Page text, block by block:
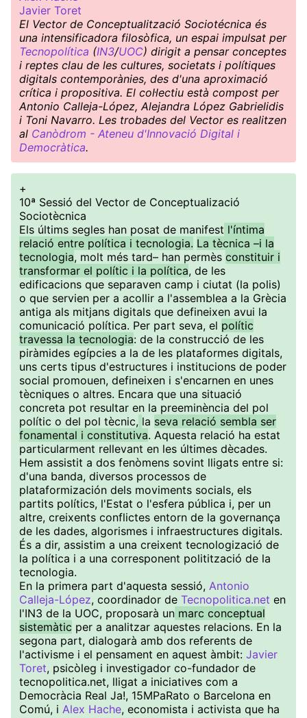
Javier Toret
El Vector de Conceptualització Sociotécnica és
una intensificadora filosòfica, un espai impulsat per
Tecnopolítica (IN3/UOC) dirigit a pensar conceptes
i reptes clau de les cultures, societats i polítiques
digitals contemporànies, des d'una aproximació
crítica i propositiva. El col·lectiu està compost per
Antonio Calleja-López, Alejandra López Gabrielidis
i Toni Navarro. Les trobades del Vector es realitzen
al Canòdrom - Ateneu d'Innovació Digital i
Democràtica.
+
10ª Sessió del Vector de Conceptualizació
Sociotècnica
Els últims segles han posat de manifest l'íntima
relació entre política i tecnologia. La tècnica –i la
tecnologia, molt més tard– han permès constituir i
transformar el polític i la política, de les
edificacions que separaven camp i ciutat (la polis)
o que servien per a acollir a l'assemblea a la Grècia
antiga als mitjans digitals que defineixen avui la
comunicació política. Per part seva, el polític
travessa la tecnologia: de la construcció de les
piràmides egípcies a la de les plataformes digitals,
uns certs tipus d'estructures i institucions de poder
social promouen, defineixen i s'encarnen en unes
tècniques o altres. Encara que una situació
concreta pot resultar en la preeminència del pol
polític o del pol tècnic, la seva relació sembla ser
fonamental i constitutiva. Aquesta relació ha estat
particularment rellevant en les últimes dècades.
Hem assistit a dos fenòmens sovint lligats entre si:
d'una banda, diversos processos de
plataformización dels moviments socials, els
partits polítics, l'Estat o l'esfera pública i, per un
altre, creixents conflictes entorn de la governança
de les dades, algorismes i infraestructures digitals.
És a dir, assistim a una creixent tecnologizació de
la política i a una corresponent politització de la
tecnologia.
En la primera part d'aquesta sessió, Antonio
Calleja-López, coordinador de Tecnopolitica.net en
l'IN3 de la UOC, proposarà un marc conceptual
sistemàtic per a analitzar aquestes relacions. En la
segona part, dialogarà amb dos referents de
l'activisme i el pensament en aquest àmbit: Javier
Toret, psicòleg i investigador co-fundador de
tecnopolitica.net, lligat a iniciatives com a
Democràcia Real Ja!, 15MPaRato o Barcelona en
Comú, i Alex Hache, economista i activista que ha